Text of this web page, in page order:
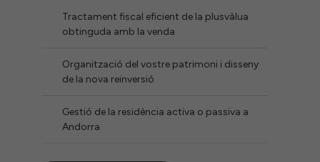
Tractament fiscal eficient de la plusvàlua
obtinguda amb la venda
Organització del vostre patrimoni i disseny
de la nova reinversió
Gestió de la residència activa o passiva a
Andorra